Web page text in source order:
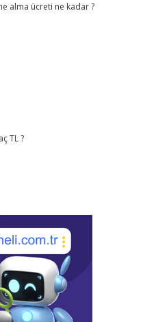
alma ücreti ne kadar ?
TL ?